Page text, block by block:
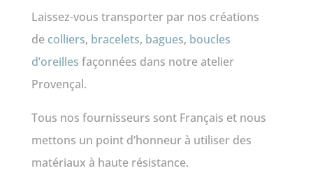
Laissez-vous transporter par nos créations
de colliers, bracelets, bagues, boucles
d’oreilles façonnées dans notre atelier
Provençal.
Tous nos fournisseurs sont Français et nous
mettons un point d’honneur à utiliser des
matériaux à haute résistance.